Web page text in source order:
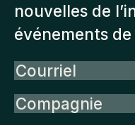
nouvelles de
événements
Courriel
Compagnie